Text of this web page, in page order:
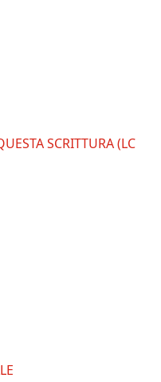
SCRITTURA (LC